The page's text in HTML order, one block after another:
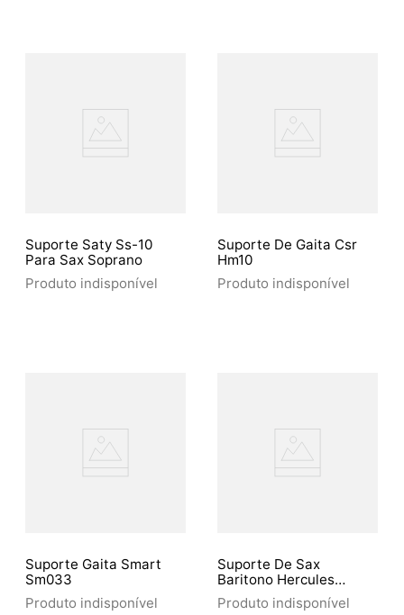
Suporte Saty Ss-10
Para Sax Soprano
Produto indisponível
Suporte De Gaita Csr
Hm10
Produto indisponível
Suporte Gaita Smart
Sm033
Produto indisponível
Suporte De Sax
Baritono Hercules
Ds535B
Produto indisponível